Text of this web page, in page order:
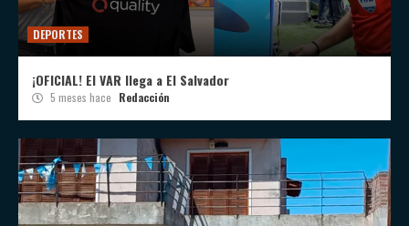
DEPORTES
¡OFICIAL! El VAR llega a El Salvador
5 meses hace Redacción